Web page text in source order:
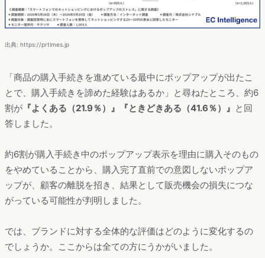
出典: https://prtimes.jp
「商品の購入手続きを進めている最中にポップアップが出たこ
とで、購入手続きを諦めた経験はあるか」と尋ねたところ、約6
割が 『よくある（21.9％）』『ときどきある（41.6％）』 と回
答しました。
約6割が購入手続き中のポップアップ表示を理由に購入そのもの
をやめていることから、購入完了直前での意図しないポップア
ップが、顧客の離脱を招き、結果として販売機会の損失につな
がっている可能性が判明しました。
では、ブランドに対する全体的な評価はどのように変化するの
でしょうか。ここからは全ての方にうかがいました。